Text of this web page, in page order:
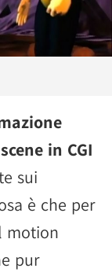
in CGI
sui
è che per
motion
pur